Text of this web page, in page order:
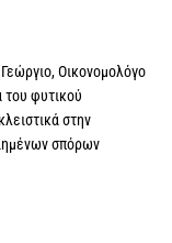
Οικονομολόγο
του φυτικού
στην
σπόρων